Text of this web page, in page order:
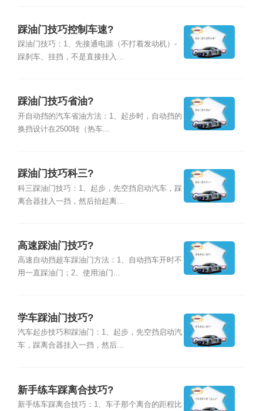
踩油门技巧控制车速?
踩油门技巧：1、先接通电源（不打着发动机）-
踩刹车、挂挡，不是直接挂入...
踩油门技巧省油?
开自动挡的汽车省油方法：1、起步时，自动挡的
换挡设计在2500转（热车...
踩油门技巧科三?
科三踩油门技巧：1、起步，先空挡启动汽车，踩
离合器挂入一挡，然后抬起离...
高速踩油门技巧?
高速自动挡超车踩油门方法：1、自动挡车开时不
用一直踩油门；2、使用油门...
学车踩油门技巧?
汽车起步技巧和踩油门：1、起步，先空挡启动汽
车，踩离合器挂入一挡，然后...
新手练车踩离合技巧?
新手练车踩离合技巧：1、车子那个离合的距程比